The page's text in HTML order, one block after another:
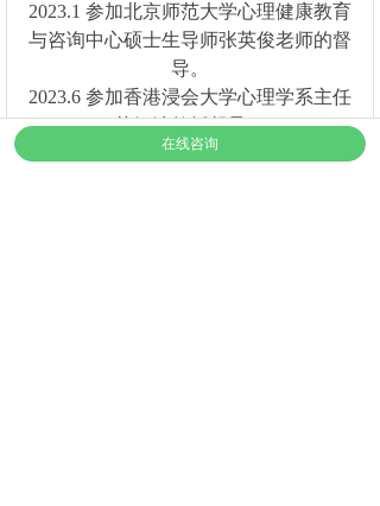
2023.1 参加北京师范大学心理健康教育
与咨询中心硕士生导师张英俊老师的督
导。
2023.6 参加香港浸会大学心理学系主任
苏细清教授督导。
在线咨询